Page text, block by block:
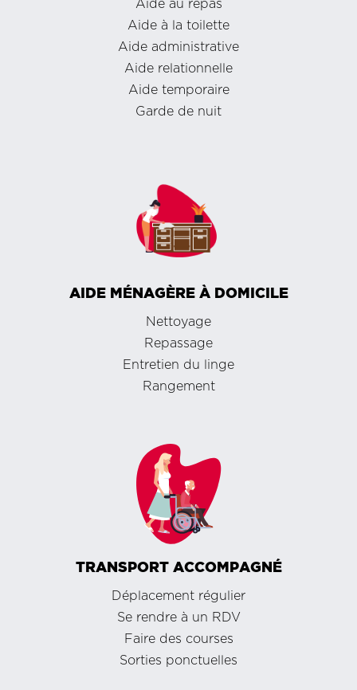
Aide au repas
Aide à la toilette
Aide administrative
Aide relationnelle
Aide temporaire
Garde de nuit
AIDE MÉNAGÈRE À DOMICILE
Nettoyage
Repassage
Entretien du linge
Rangement
TRANSPORT ACCOMPAGNÉ
Déplacement régulier
Se rendre à un RDV
Faire des courses
Sorties ponctuelles